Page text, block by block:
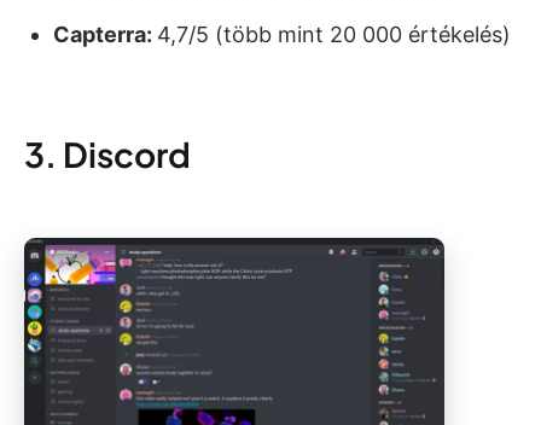
Capterra: 4,7/5 (több mint 20 000 értékelés)
3. Discord